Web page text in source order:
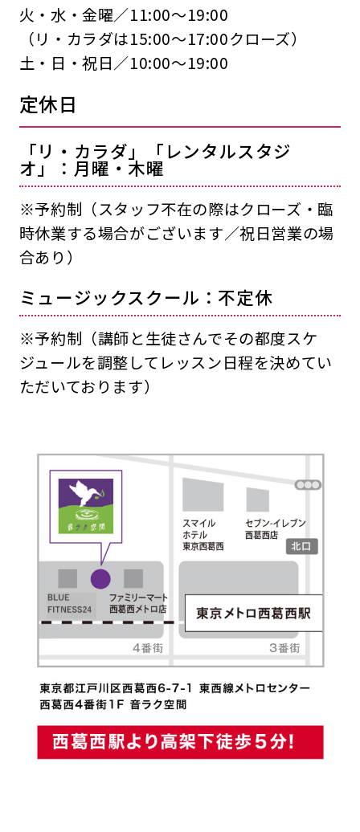
火・水・金曜／11:00〜19:00
（リ・カラダは15:00〜17:00クローズ）
土・日・祝日／10:00〜19:00
定休日
「リ・カラダ」「レンタルスタジ
オ」：月曜・木曜
※予約制（スタッフ不在の際はクローズ・臨
時休業する場合がございます／祝日営業の場
合あり）
ミュージックスクール：不定休
※予約制（講師と生徒さんでその都度スケ
ジュールを調整してレッスン日程を決めてい
ただいております）